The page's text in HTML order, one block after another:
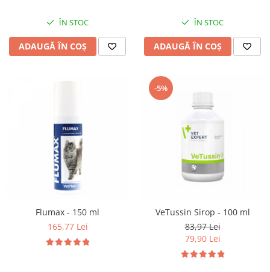
ÎN STOC
ADAUGĂ ÎN COȘ
ÎN STOC
ADAUGĂ ÎN COȘ
Flumax - 150 ml
165,77 Lei
-5%
VeTussin Sirop - 100 ml
83,97 Lei
79,90 Lei